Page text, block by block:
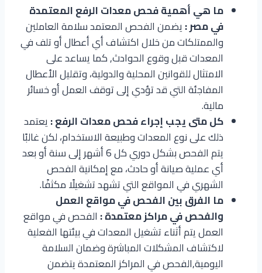
ما هي أهمية فحص معدات الرفع المعتمدة
في مصر :يضمن الفحص المعتمد سلامة العاملين
والممتلكات من خلال اكتشاف أي أعطال أو تلف في
المعدات قبل وقوع الحوادث, كما يساعد على
الامتثال للقوانين المحلية والدولية، وتقليل الأعطال
المفاجئة التي قد تؤدي إلى توقف العمل أو خسائر
مالية.
كل متى يجب إجراء فحص معدات الرفع :يعتمد
ذلك على نوع المعدات وطبيعة الاستخدام، لكن غالبًا
يتم الفحص بشكل دوري كل 6 أشهر إلى سنة أو بعد
أي عملية صيانة أو حادث، مع إمكانية الفحص
الشهري في المواقع التي تشهد تشغيلًا مكثفًا.
ما الفرق بين الفحص في مواقع العمل
والفحص في مراكز معتمدة : الفحص في مواقع
العمل يتم أثناء تشغيل المعدات في بيئتها الفعلية
لاكتشاف المشكلات المباشرة وضمان السلامة
اليومية,الفحص في المراكز المعتمدة يتضمن